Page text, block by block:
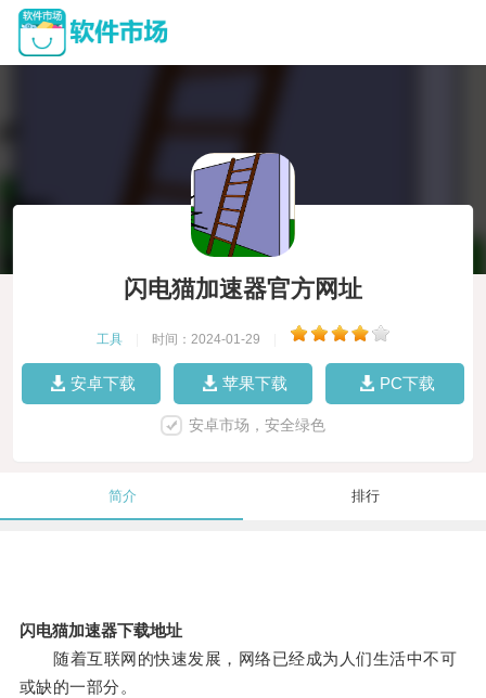
闪电猫加速器官方网址
工具 时间：2024-01-29
安卓下载 苹果下载 PC下载
安卓市场，安全绿色
简介 排行
闪电猫加速器下载地址
随着互联网的快速发展，网络已经成为人们生活中不可
或缺的一部分。